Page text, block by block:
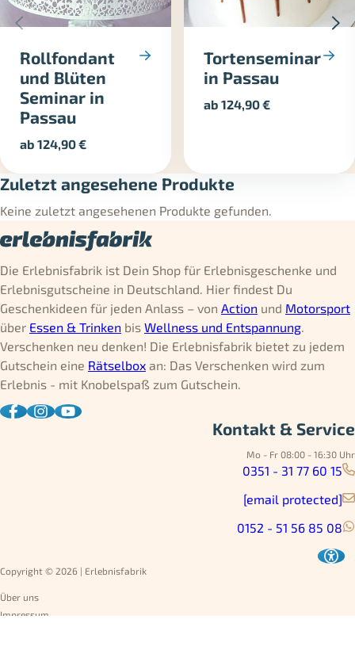
Rollfondant
und Blüten
Seminar in
Passau
ab124,90€
Tortenseminar
in Passau
ab124,90€
Zuletzt angesehene Produkte
Keine zuletzt angesehenen Produkte gefunden.
Die Erlebnisfabrik ist Dein Shop für Erlebnisgeschenke und
Erlebnisgutscheine in Deutschland. Hier findest Du
Geschenkideen für jeden Anlass – von Action und Motorsport
über Essen & Trinken bis Wellness und Entspannung.
Verschenken neu denken! Die Erlebnisfabrik bietet zu jedem
Gutschein eine Rätselbox an: Das Verschenken wird zum
Erlebnis - mit Knobelspaß zum Gutschein.
Kontakt & Service
Mo - Fr 08:00 - 16:30 Uhr
0351 - 31 77 60 15
[email protected]
0152 - 51 56 85 08
Copyright © 2026 | Erlebnisfabrik
Über uns
Impressum